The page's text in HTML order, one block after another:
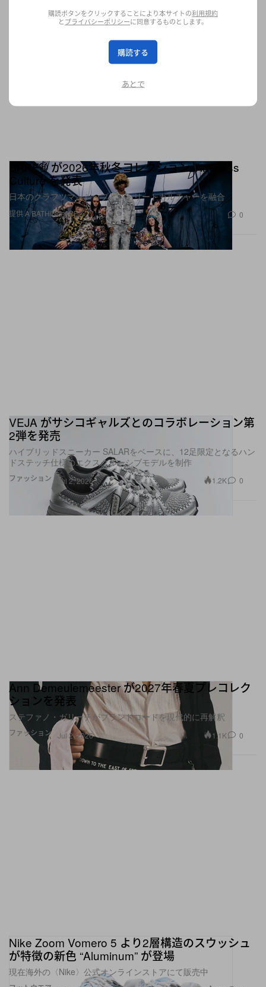
BAPE® が2026年秋冬コレクション Timeless
Culture を発表
日本のクラフツマンシップとストリートカルチャーを融合
提供 A BATHING APE® 0
ファッション
VEJA がサシコギャルズとのコラボレーション第
2弾を発売
ハイブリッドスニーカー SALARをベースに、12足限定となるハン
ドステッチ仕様のエクスクルーシブモデルを制作
Jul 2, 2026 1.2K 0
ファッション
Ann Demeulemeester が2027年春夏プレコレク
ションを発表
ステファノ・ガリーチがブランドコードを現代的に再解釈
Jul 2, 2026 1.1K 0
Nike Zoom Vomero 5 より2層構造のスウッシュ
が特徴の新色 “Aluminum” が登場
現在海外の〈Nike〉公式オンラインストアにて販売中
購読ボタンをクリックすることにより本サイトの利用規約
とプライバシーポリシーに同意するものとします。
購読する
あとで